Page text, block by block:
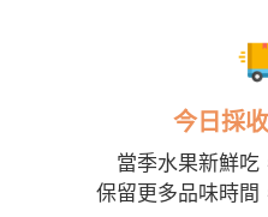
今日採
當季水果新鮮吃
保留更多品味時間